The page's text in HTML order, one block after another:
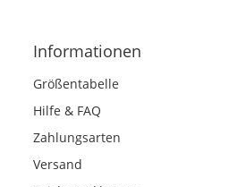
Informationen
Größentabelle
Hilfe & FAQ
Zahlungsarten
Versand